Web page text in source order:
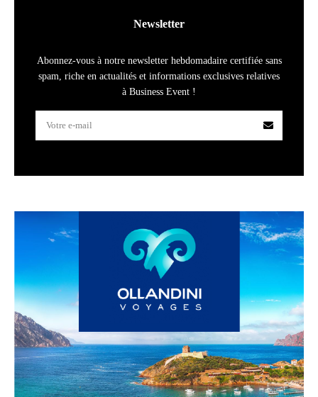
Newsletter
Abonnez-vous à notre newsletter hebdomadaire certifiée sans
spam, riche en actualités et informations exclusives relatives
à Business Event !